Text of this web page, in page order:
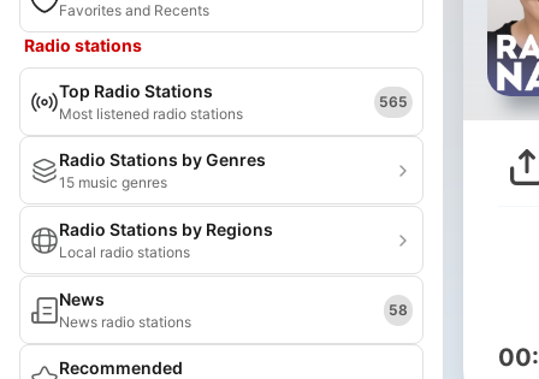
Favorites and Recents
Radio stations
Top Radio Stations
Most listened radio stations
565
Radio Stations by Genres
15 music genres
Radio Stations by Regions
Local radio stations
News
News radio stations
58
Recommended